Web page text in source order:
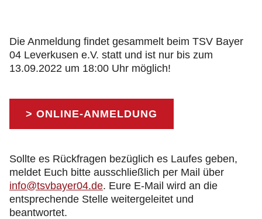
Die Anmeldung findet gesammelt beim TSV Bayer
04 Leverkusen e.V. statt und ist nur bis zum
13.09.2022 um 18:00 Uhr möglich!
> ONLINE-ANMELDUNG
Sollte es Rückfragen bezüglich es Laufes geben,
meldet Euch bitte ausschließlich per Mail über
info@tsvbayer04.de. Eure E-Mail wird an die
entsprechende Stelle weitergeleitet und
beantwortet.